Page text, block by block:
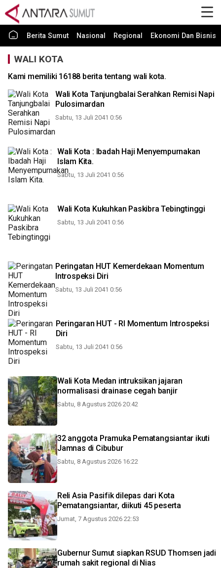
Berita Sumut Nasional Regional Ekonomi Dan Bisnis
WALI KOTA
Kami memiliki 16188 berita tentang wali kota.
Wali Kota Tanjungbalai Serahkan Remisi Napi
Pulosimardan
Sabtu, 13 Juli 2041 0:56
Wali Kota : Ibadah Haji Menyempurnakan
Islam Kita.
Sabtu, 13 Juli 2041 0:56
Wali Kota Kukuhkan Paskibra Tebingtinggi
Sabtu, 13 Juli 2041 0:56
Peringatan HUT Kemerdekaan Momentum
Introspeksi Diri
Sabtu, 13 Juli 2041 0:56
Peringaran HUT - RI Momentum Introspeksi
Diri
Sabtu, 13 Juli 2041 0:56
Wali Kota Medan intruksikan jajaran
normalisasi drainase cegah banjir
Sabtu, 8 Agustus 2026 20:42
32 anggota Pramuka Pematangsiantar ikuti
Jamnas di Cibubur
Sabtu, 8 Agustus 2026 16:22
Reli Asia Pasifik dilepas dari Kota
Pematangsiantar, diikuti 45 peserta
Jumat, 7 Agustus 2026 22:53
Gubernur Sumut siapkan RSUD Thomsen jadi
rumah sakit regional di Nias